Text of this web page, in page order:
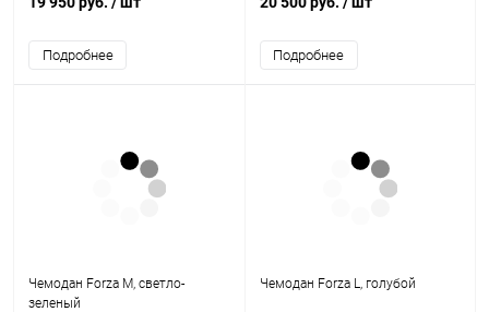
Подробнее Подробнее
Чемодан Forza M, светло-
зеленый
Чемодан Forza L, голубой